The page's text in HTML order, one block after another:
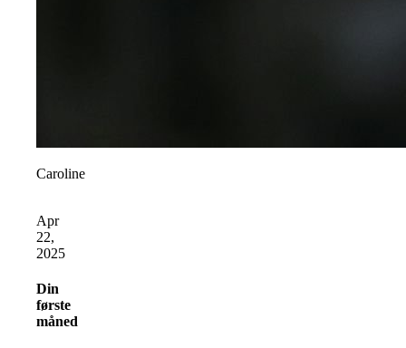
Caroline
Apr
22,
2025
Din
første
måned